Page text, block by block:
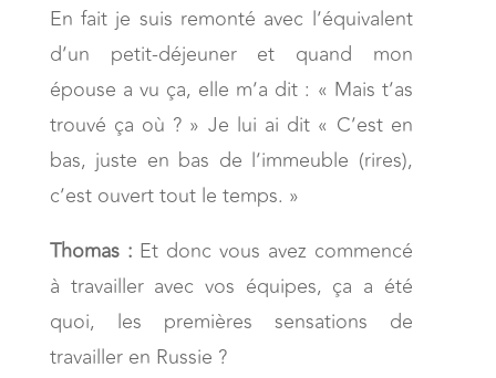
En fait je suis remonté avec l’équivalent
d’un petit-déjeuner et quand mon
épouse a vu ça, elle m’a dit : « Mais t’as
trouvé ça où ? » Je lui ai dit « C’est en
bas, juste en bas de l’immeuble (rires),
c’est ouvert tout le temps. »
Thomas : Et donc vous avez commencé
à travailler avec vos équipes, ça a été
quoi, les premières sensations de
travailler en Russie ?